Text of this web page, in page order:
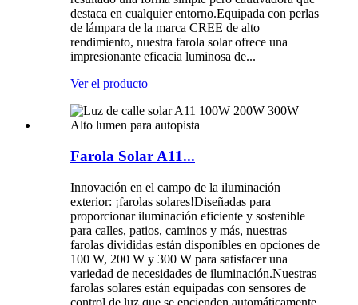
destaca en cualquier entorno.Equipada con perlas
de lámpara de la marca CREE de alto
rendimiento, nuestra farola solar ofrece una
impresionante eficacia luminosa de...
Ver el producto
Farola Solar A11...
Innovación en el campo de la iluminación
exterior: ¡farolas solares!Diseñadas para
proporcionar iluminación eficiente y sostenible
para calles, patios, caminos y más, nuestras
farolas divididas están disponibles en opciones de
100 W, 200 W y 300 W para satisfacer una
variedad de necesidades de iluminación.Nuestras
farolas solares están equipadas con sensores de
control de luz que se encienden automáticamente